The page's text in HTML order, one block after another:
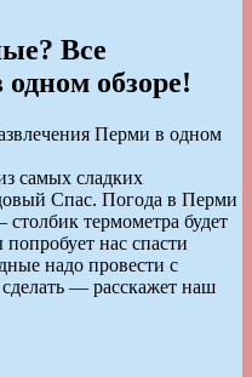
Все
обзоре!
самых сладких
Спас. Погода в Перми
термометра будет
нас спасти
надо провести с
— расскажет наш